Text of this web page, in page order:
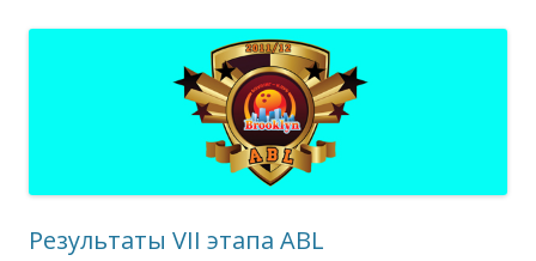
Результаты VII этапа ABL